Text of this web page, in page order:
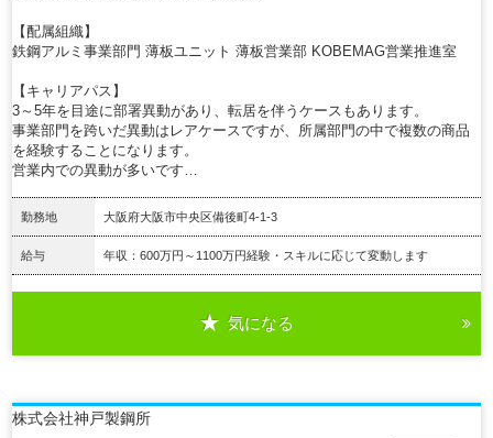
【配属組織】
鉄鋼アルミ事業部門 薄板ユニット 薄板営業部 KOBEMAG営業推進室
【キャリアパス】
3～5年を目途に部署異動があり、転居を伴うケースもあります。
事業部門を跨いだ異動はレアケースですが、所属部門の中で複数の商品
を経験することになります。
営業内での異動が多いです…
勤務地 大阪府大阪市中央区備後町4-1-3
給与 年収：600万円～1100万円経験・スキルに応じて変動します
気になる
株式会社神戸製鋼所